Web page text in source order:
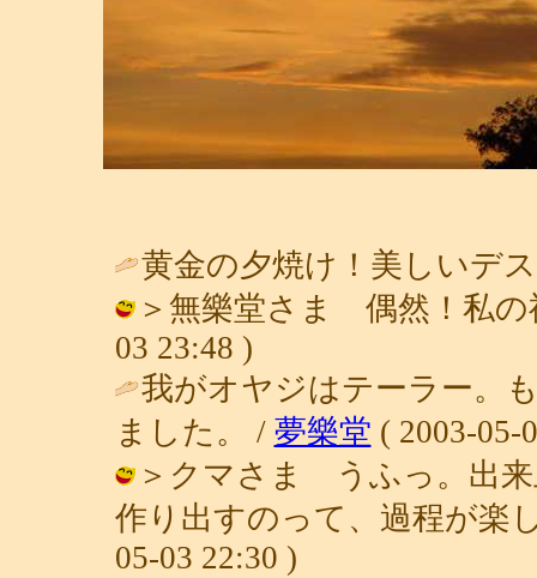
黄金の夕焼け！美しいデ
＞無樂堂さま 偶然！私の
03 23:48 )
我がオヤジはテーラー。
ました。 / 夢樂堂 ( 2003-05-
＞クマさま うふっ。出来
作り出すのって、過程が楽
05-03 22:30 )